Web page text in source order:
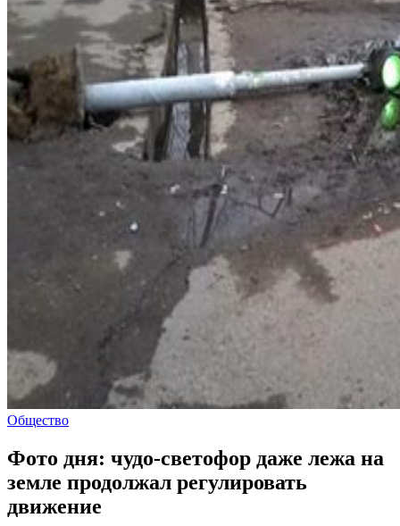
Общество
Фото дня: чудо-светофор даже лежа на
земле продолжал регулировать
движение